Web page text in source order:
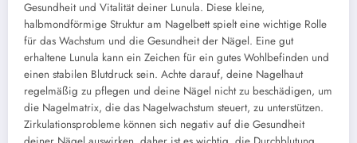
Gesundheit und Vitalität deiner Lunula. Diese kleine,
halbmondförmige Struktur am Nagelbett spielt eine wichtige Rolle
für das Wachstum und die Gesundheit der Nägel. Eine gut
erhaltene Lunula kann ein Zeichen für ein gutes Wohlbefinden und
einen stabilen Blutdruck sein. Achte darauf, deine Nagelhaut
regelmäßig zu pflegen und deine Nägel nicht zu beschädigen, um
die Nagelmatrix, die das Nagelwachstum steuert, zu unterstützen.
Zirkulationsprobleme können sich negativ auf die Gesundheit